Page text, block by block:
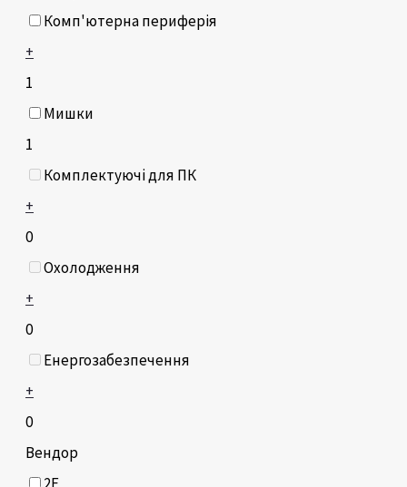
Комп'ютерна периферія
+
1
Мишки
1
Комплектуючі для ПК
+
0
Охолодження
+
0
Енергозабезпечення
+
0
Вендор